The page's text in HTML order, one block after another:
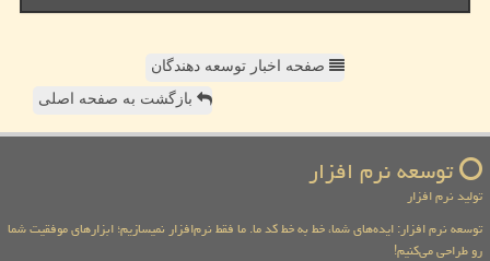
صفحه اخبار توسعه دهندگان
بازگشت به صفحه اصلی
توسعه نرم افزار
تولید نرم افزار
توسعه نرم افزار: ایده‌های شما، خط به خط کد ما. ما فقط نرم‌افزار نمیسازیم؛ ابزارهای موفقیت شما
رو طراحی می‌کنیم!